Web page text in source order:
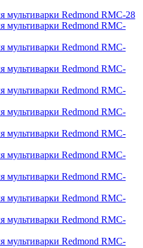
мультиварки Redmond RMC-28
мультиварки Redmond RMC-
мультиварки Redmond RMC-
мультиварки Redmond RMC-
мультиварки Redmond RMC-
мультиварки Redmond RMC-
мультиварки Redmond RMC-
мультиварки Redmond RMC-
мультиварки Redmond RMC-
мультиварки Redmond RMC-
мультиварки Redmond RMC-
мультиварки Redmond RMC-